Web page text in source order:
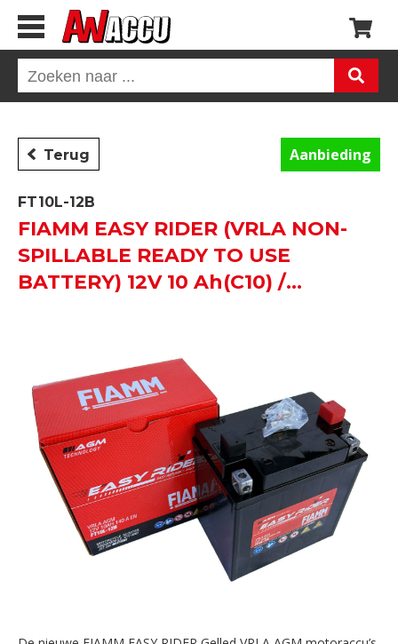
Terug Aanbieding
FT10L-12B
FIAMM EASY RIDER (VRLA NON-
SPILLABLE READY TO USE
BATTERY) 12V 10 Ah(C10) /